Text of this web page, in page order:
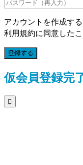
アカウントを作成す
利用規約に同意したこ
登録する
仮会員登録完
